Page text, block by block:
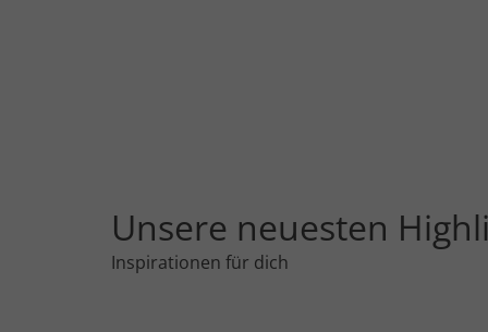
Unsere neuesten
Inspirationen für dich